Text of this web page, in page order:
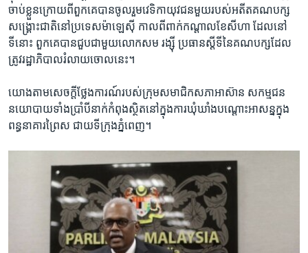
ចាប់​ខ្លួន​ក្រោយ​ពី​ពួកគេ​បានចូលរួម​វេទិកា​យុវជន​មួយ​របស់​អតីត​គណបក្ស​
សង្គ្រោះជាតិ​នៅ​ប្រទេស​ម៉ាឡេស៊ី ​កាល​ពី​ពាក់កណ្តាល​ខែសីហា ដែល​នៅ​
ទីនោះ ពួកគេ​បាន​ជួប​ជាមួយ​លោក​សម រង្ស៊ី ប្រធាន​ស្តីទីនៃ​គណបក្ស​ដែល​
ត្រូវ​រដ្ឋា​ភិបាល​រំលាយ​ចោលនេះ។
យោង​តាម​សេចក្តី​ថ្លែងការណ៍​របស់​ក្រុម​សមាជិក​សភា​អាស៊ាន​ សកម្មជន​
នយោបាយ​ទាំង​ប្រាំបី​នាក់​កំពុង​ស្ថិត​នៅ​ក្នុង​ការ​ឃុំ​ឃាំង​បណ្តោះ​អាសន្ន​ក្នុង
ពន្ធនាគារ​ព្រៃស ជាយ​ទីក្រុង​ភ្នំពេញ។